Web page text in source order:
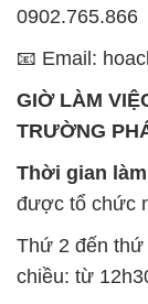
0902.765.866
📧 Email:
GIỜ LÀM
TRƯỜNG
Thời gian
được tổ chức
Thứ 2 đến thứ
chiều: từ